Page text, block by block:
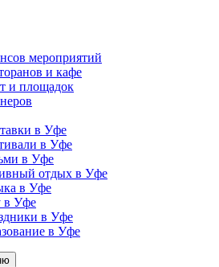
мероприятий
и кафе
и площадок
в Уфе
в Уфе
в Уфе
отдых в Уфе
в Уфе
в Уфе
в Уфе
в Уфе